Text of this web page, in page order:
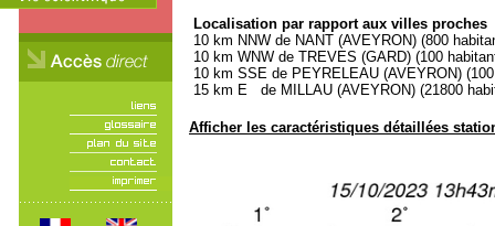
Localisation par rapport aux villes proches
10 km NNW de NANT (AVEYRON) (800
10 km WNW de TREVES (GARD) (100
10 km SSE de PEYRELEAU (AVEYRON)
15 km E de MILLAU (AVEYRON) (21800
Afficher les caractéristiques détaillées